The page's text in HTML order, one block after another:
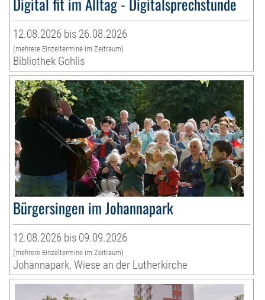
12.08.2026 bis 26.08.2026
(mehrere Einzeltermine im Zeitraum)
Bibliothek Gohlis
Bürgersingen im Johannapark
12.08.2026 bis 09.09.2026
(mehrere Einzeltermine im Zeitraum)
Johannapark, Wiese an der Lutherkirche